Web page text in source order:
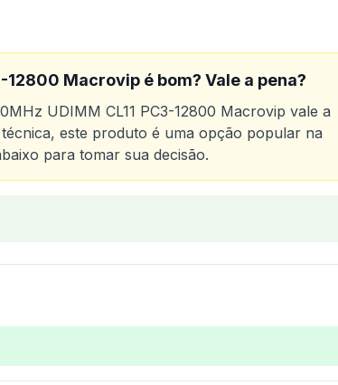
12800 Macrovip é bom? Vale a pena?
UDIMM CL11 PC3-12800 Macrovip vale a
este produto é uma opção popular na
para tomar sua decisão.